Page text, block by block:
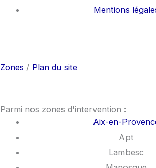
Mentions
a
e
b
n
t
Zones / Plan du site
Parmi nos zones d'intervention :
Aix-en-
Apt
Lambesc